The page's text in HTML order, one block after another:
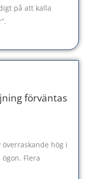
på att kalla
förväntas
hög i
Flera